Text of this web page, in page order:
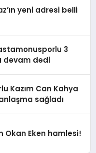
yeni adresi belli
3
devam dedi
Kazım Can Kahya
sağladı
Okan Eken hamlesi!